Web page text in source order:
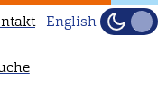
English
Hell